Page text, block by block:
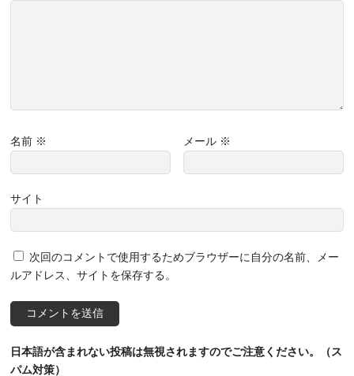
名前 ※ メール ※
サイト
次回のコメントで使用するためブラウザーに自分の名前、メー
ルアドレス、サイトを保存する。
日本語が含まれない投稿は無視されますのでご注意ください。（ス
パム対策）